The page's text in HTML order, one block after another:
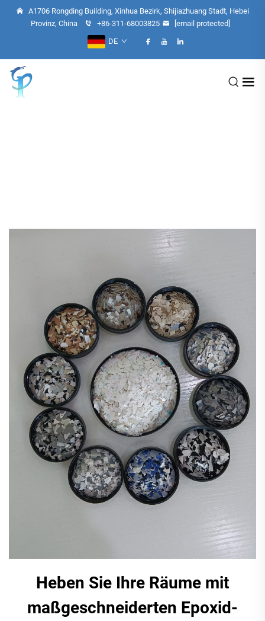
A1706 Rongding Building, Xinhua Bezirk, Shijiazhuang Stadt, Hebei
Provinz, China
+86-311-68003825
[email protected]
DE
Heben Sie Ihre Räume mit
maßgeschneiderten Epoxid-